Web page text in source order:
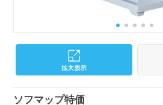
ソフマップ特価